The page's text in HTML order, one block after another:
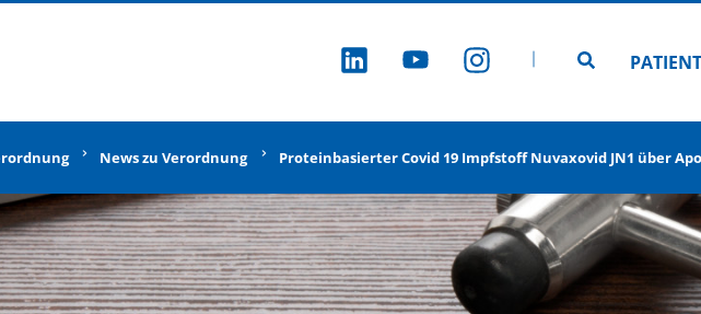
ZU LINKEDIN
ZU YOUTUBE
ZU INSTAGRAM
Zur
News zu Verordnung Proteinbasierter Covid 19 Impfstoff Nuvaxovid JN1 über